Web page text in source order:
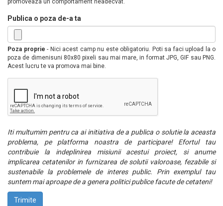
promoveaza un comportament neadecvat.
Publica o poza de-a ta
Poza proprie - Nici acest camp nu este obligatoriu. Poti sa faci upload la o
poza de dimenisuni 80x80 pixeli sau mai mare, in format JPG, GIF sau PNG.
Acest lucru te va promova mai bine.
Iti multumim pentru ca ai initiativa de a publica o solutie la aceasta
problema, pe platforma noastra de participare! Efortul tau
contribuie la indeplinirea misiunii acestui proiect, si anume
implicarea cetatenilor in furnizarea de solutii valoroase, fezabile si
sustenabile la problemele de interes public. Prin exemplul tau
suntem mai aproape de a genera politici publice facute de cetateni!
Trimite